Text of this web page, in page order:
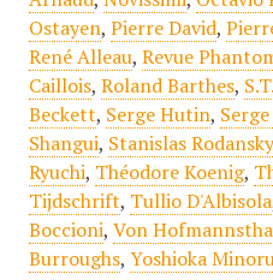
Ostayen, Pierre David,
René Alleau, Revue
Caillois, Roland Barthes,
Beckett, Serge Hutin,
Shangui, Stanislas Rodansky
Ryuchi, Théodore Koenig,
Tijdschrift, Tullio D'Albisola
Boccioni, Von
Burroughs, Yoshioka